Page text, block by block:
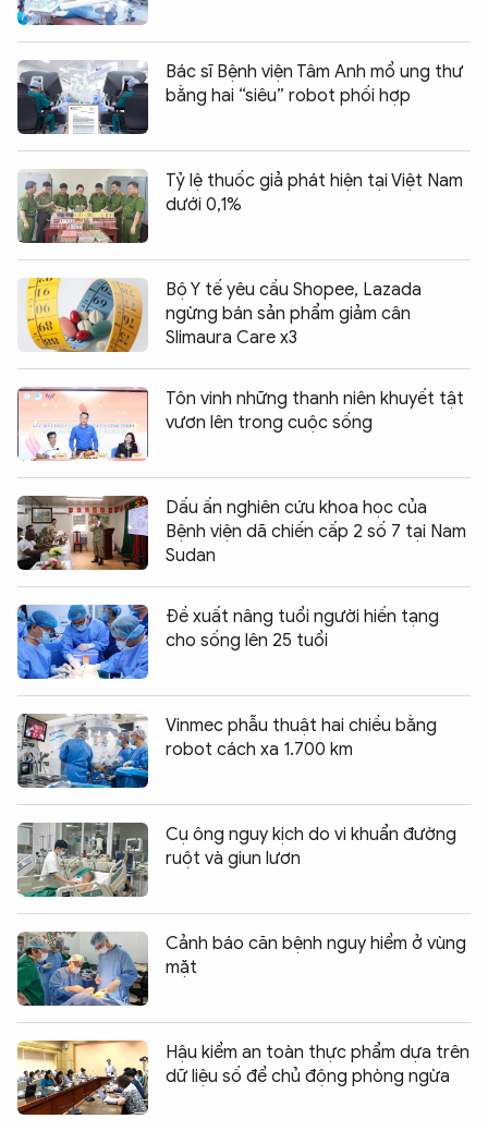
Bác sĩ Bệnh viện Tâm Anh mổ ung thư
bằng hai “siêu” robot phối hợp
Tỷ lệ thuốc giả phát hiện tại Việt Nam
dưới 0,1%
Bộ Y tế yêu cầu Shopee, Lazada
ngừng bán sản phẩm giảm cân
Slimaura Care x3
Tôn vinh những thanh niên khuyết tật
vươn lên trong cuộc sống
Dấu ấn nghiên cứu khoa học của
Bệnh viện dã chiến cấp 2 số 7 tại Nam
Sudan
Đề xuất nâng tuổi người hiến tạng
cho sống lên 25 tuổi
Vinmec phẫu thuật hai chiều bằng
robot cách xa 1.700 km
Cụ ông nguy kịch do vi khuẩn đường
ruột và giun lươn
Cảnh báo căn bệnh nguy hiểm ở vùng
mặt
Hậu kiểm an toàn thực phẩm dựa trên
dữ liệu số để chủ động phòng ngừa